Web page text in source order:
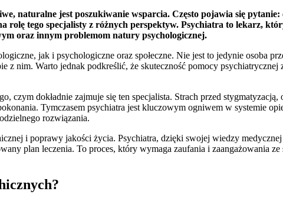
naturalne jest poszukiwanie wsparcia. Często pojawia się pytanie:
rolę tego specjalisty z różnych perspektyw. Psychiatra to lekarz,
oraz innym problemom natury psychologicznej.
jak i psychologiczne oraz społeczne. Nie jest to jedynie osoba
z nim. Warto jednak podkreślić, że skuteczność pomocy
dokładnie zajmuje się ten specjalista. Strach przed
Tymczasem psychiatra jest kluczowym ogniwem w systemie
rozwiązania.
i poprawy jakości życia. Psychiatra, dzięki swojej wiedzy
plan leczenia. To proces, który wymaga zaufania i zaangażowania ze